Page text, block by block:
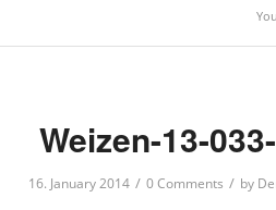
Weizen-13-
16. January 2014 / 0 Comments / by